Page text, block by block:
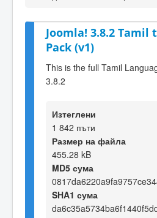
Joomla! 3.8.2 Tamil
Pack (v1)
This is the full Tamil
3.8.2
Изтеглени
1 842 пъти
Размер на файла
455.28 kB
MD5 сума
SHA1 сума